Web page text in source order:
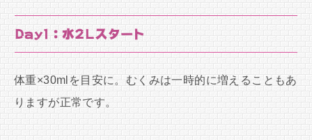
Day1：水2Lスタート
体重×30mlを目安に。むくみは一時的に増えることもあ
りますが正常です。